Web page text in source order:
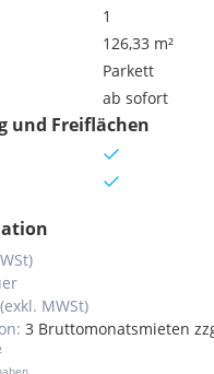
1
126,33 m²
Parkett
ab sofort
und Freiflächen
MWSt)
3 Bruttomonatsmieten